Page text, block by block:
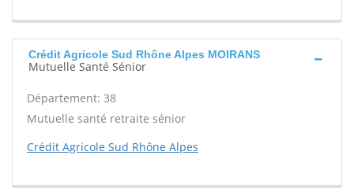
Crédit Agricole Sud Rhône Alpes MOIRANS
Mutuelle Santé Sénior
Département: 38
Mutuelle santé retraite sénior
Crédit Agricole Sud Rhône Alpes